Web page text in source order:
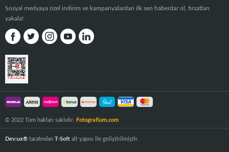
Sosyal medyaya özel indirim ve kampanyalardan ilk sen haberdar ol, fırsatları
yakala!
© 2022 Tüm hakları saklıdır. Fotografium.com
Dev:ux® tarafından T-Soft alt yapısı ile geliştirilmiştir.